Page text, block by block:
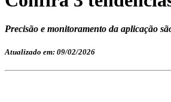
Precisão e monitoramento da aplicação
Atualizado em: 09/02/2026